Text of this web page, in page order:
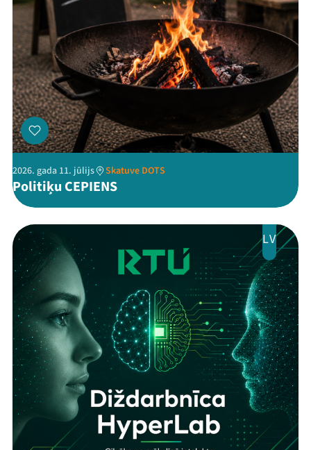
Veikals
Kontakti
2026. gada 11. jūlijs Skatuve DOTS
Politiķu CEPIENS
LV